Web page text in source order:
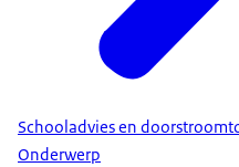
Schooladvies en
Onderwerp